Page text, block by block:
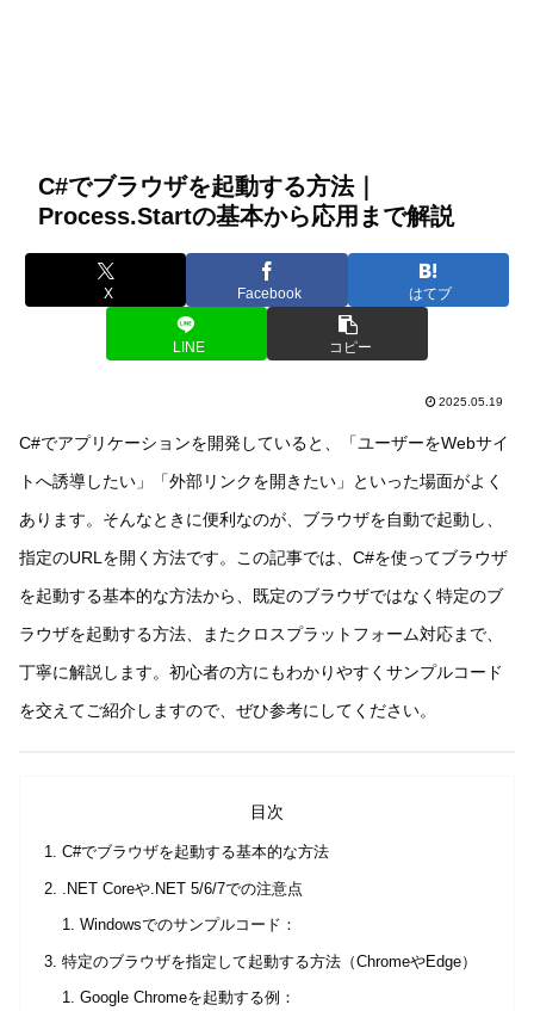
C#でブラウザを起動する方法｜
Process.Startの基本から応用まで解説
X Facebook はてブ
LINE コピー
2025.05.19
C#でアプリケーションを開発していると、「ユーザーをWebサイ
トへ誘導したい」「外部リンクを開きたい」といった場面がよく
あります。そんなときに便利なのが、ブラウザを自動で起動し、
指定のURLを開く方法です。この記事では、C#を使ってブラウザ
を起動する基本的な方法から、既定のブラウザではなく特定のブ
ラウザを起動する方法、またクロスプラットフォーム対応まで、
丁寧に解説します。初心者の方にもわかりやすくサンプルコード
を交えてご紹介しますので、ぜひ参考にしてください。
目次
C#でブラウザを起動する基本的な方法
.NET Coreや.NET 5/6/7での注意点
Windowsでのサンプルコード：
特定のブラウザを指定して起動する方法（ChromeやEdge）
Google Chromeを起動する例：